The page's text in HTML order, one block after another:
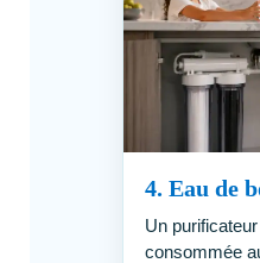
4. Eau de
Un
consommée